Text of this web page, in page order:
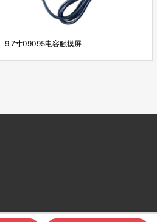
9.7寸09095电容触摸屏